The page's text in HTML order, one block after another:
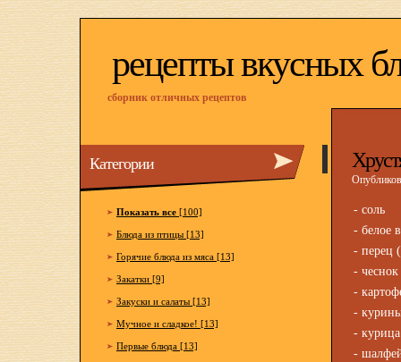
рецепты вкусных
сборник отличных рецептов
- соль
- белое
- перец
-
-
-
-
-
Категории
Показать все [100]
Блюда из птицы [13]
Горячие блюда из мяса [13]
Закатки [9]
Закуски и салаты [13]
Мучное и сладкое! [13]
Первые блюда [13]